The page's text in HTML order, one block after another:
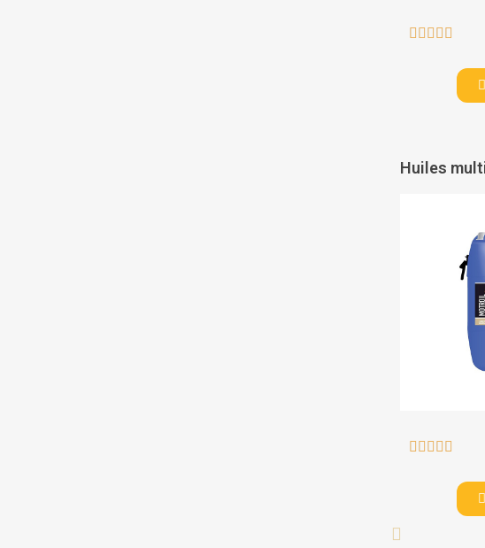
    
    